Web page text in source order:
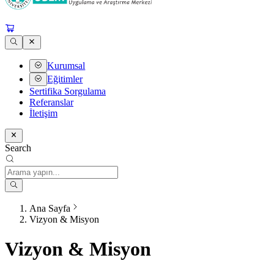
Kurumsal
Eğitimler
Sertifika Sorgulama
Referanslar
İletişim
Search
Ana Sayfa
Vizyon & Misyon
Vizyon & Misyon